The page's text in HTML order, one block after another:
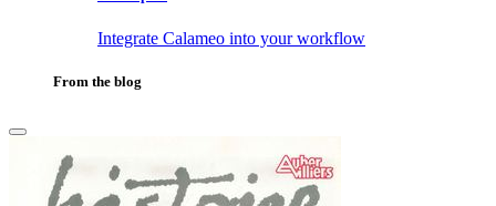
Integrate Calameo into your workflow
From the blog